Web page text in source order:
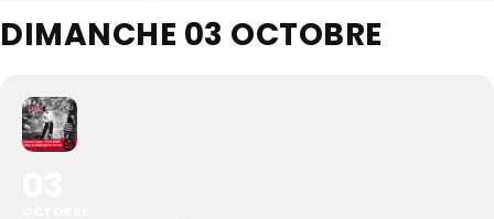
DIMANCHE 03 OCTOBRE